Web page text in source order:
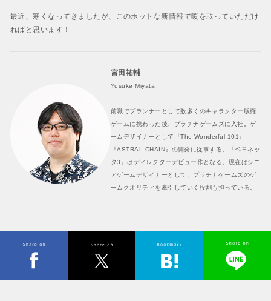
最近、寒くなってきましたが、このホットな新情報で暖を取っていただけ
ればと思います！
宮田祐輔
Yusuke Miyata
前職でプランナーとして数多くのキャラクター版権
ゲームに携わった後、プラチナゲームズに入社。ゲ
ームデザイナーとして『The Wonderful 101』
『ASTRAL CHAIN』の開発に従事する。『ベヨネッ
タ3』はディレクターデビュー作となる。現在はシニ
アゲームデザイナーとして、プラチナゲームズのゲ
ームクオリティを牽引していく役割も担っている。